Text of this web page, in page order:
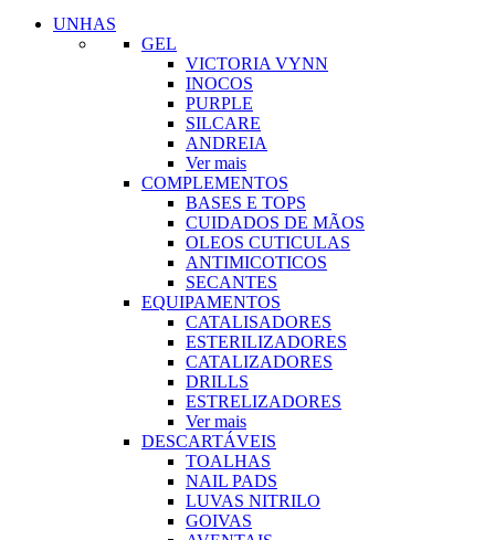
UNHAS
GEL
VICTORIA VYNN
INOCOS
PURPLE
SILCARE
ANDREIA
Ver mais
COMPLEMENTOS
BASES E TOPS
CUIDADOS DE MÃOS
OLEOS CUTICULAS
ANTIMICOTICOS
SECANTES
EQUIPAMENTOS
CATALISADORES
ESTERILIZADORES
CATALIZADORES
DRILLS
ESTRELIZADORES
Ver mais
DESCARTÁVEIS
TOALHAS
NAIL PADS
LUVAS NITRILO
GOIVAS